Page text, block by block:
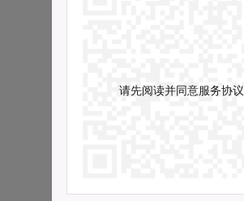
请先阅读并同意服务协议